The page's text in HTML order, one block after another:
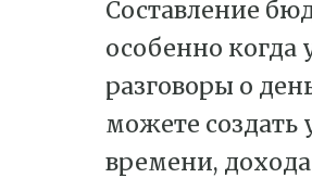
Составление
особенно когда
разговоры о
можете
времени,